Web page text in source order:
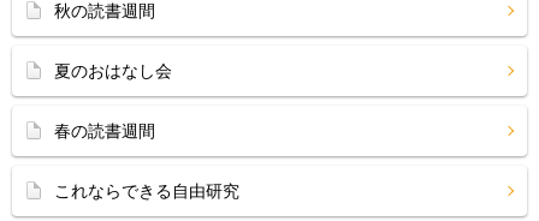
秋の読書週間
夏のおはなし会
春の読書週間
これならできる自由研究